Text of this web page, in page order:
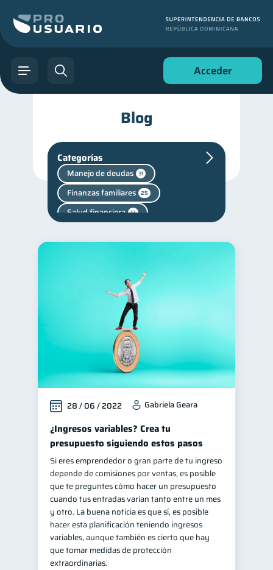
Acceder
Blog
Categorías
Manejo de deudas 31
Finanzas familiares 25
Salud financiera 12
Finanzas personales
Educación financiera
Finanzas para jóvenes
Control de deudas 30
Inclusión financiera 22
Bienestar financiero 22
Finanzas para mujeres 20
Seguridad financiera 13
Productos financieros 11
Organización Financiera 10
Deudas 10 Préstamos 8
Ahorro Consejos
Tarjeta de crédito 6
Historial crediticio
Ciberseguridad
28 / 06 / 2022 Gabriela Geara
¿Ingresos variables? Crea tu
presupuesto siguiendo estos pasos
Si eres emprendedor o gran parte de tu ingreso
depende de comisiones por ventas, es posible
que te preguntes cómo hacer un presupuesto
cuando tus entradas varían tanto entre un mes
y otro. La buena noticia es que sí, es posible
hacer esta planificación teniendo ingresos
variables, aunque también es cierto que hay
que tomar medidas de protección
extraordinarias.